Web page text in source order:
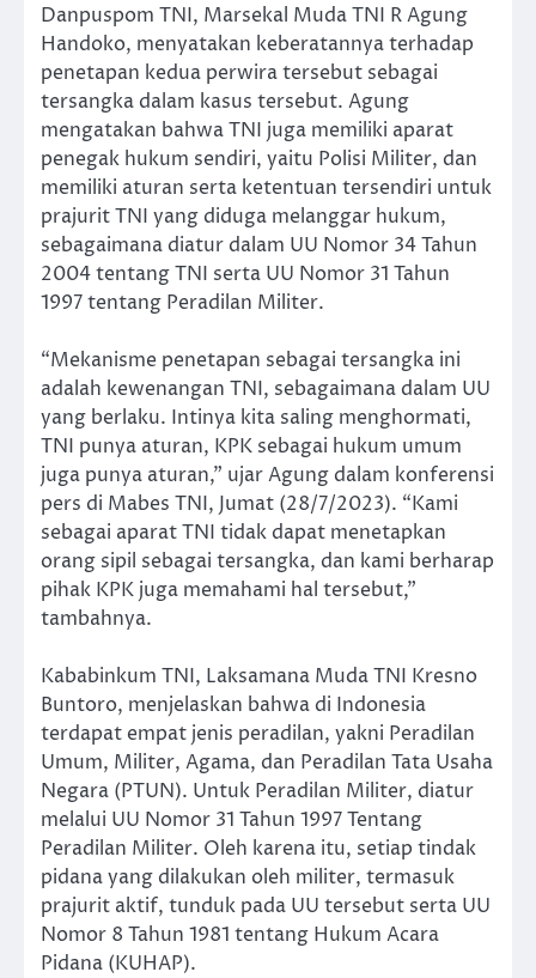
Danpuspom TNI, Marsekal Muda TNI R Agung
Handoko, menyatakan keberatannya terhadap
penetapan kedua perwira tersebut sebagai
tersangka dalam kasus tersebut. Agung
mengatakan bahwa TNI juga memiliki aparat
penegak hukum sendiri, yaitu Polisi Militer, dan
memiliki aturan serta ketentuan tersendiri untuk
prajurit TNI yang diduga melanggar hukum,
sebagaimana diatur dalam UU Nomor 34 Tahun
2004 tentang TNI serta UU Nomor 31 Tahun
1997 tentang Peradilan Militer.
“Mekanisme penetapan sebagai tersangka ini
adalah kewenangan TNI, sebagaimana dalam UU
yang berlaku. Intinya kita saling menghormati,
TNI punya aturan, KPK sebagai hukum umum
juga punya aturan,” ujar Agung dalam konferensi
pers di Mabes TNI, Jumat (28/7/2023). “Kami
sebagai aparat TNI tidak dapat menetapkan
orang sipil sebagai tersangka, dan kami berharap
pihak KPK juga memahami hal tersebut,”
tambahnya.
Kababinkum TNI, Laksamana Muda TNI Kresno
Buntoro, menjelaskan bahwa di Indonesia
terdapat empat jenis peradilan, yakni Peradilan
Umum, Militer, Agama, dan Peradilan Tata Usaha
Negara (PTUN). Untuk Peradilan Militer, diatur
melalui UU Nomor 31 Tahun 1997 Tentang
Peradilan Militer. Oleh karena itu, setiap tindak
pidana yang dilakukan oleh militer, termasuk
prajurit aktif, tunduk pada UU tersebut serta UU
Nomor 8 Tahun 1981 tentang Hukum Acara
Pidana (KUHAP).